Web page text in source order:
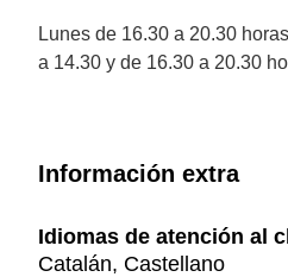
Lunes de 16.30 a 20.30
a 14.30 y de 16.30 a 20.30
Información extra
Idiomas de atención al
Catalán, Castellano